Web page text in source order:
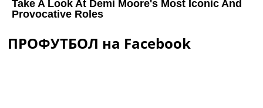
ПРОФУТБОЛ на Facebook